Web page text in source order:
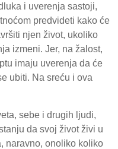
i uverenja sastoji,
predvideti kako će
njen život, ukoliko
izmeni. Jer, na žalost,
imaju uverenja da će
ubiti. Na sreću i ova
sebe i drugih ljudi,
da svoj život živi u
naravno, onoliko koliko